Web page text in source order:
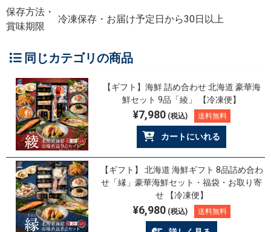
保存方法・
賞味期限
冷凍保存・お届け予定日から30日以上
同じカテゴリの商品
【ギフト】海鮮 詰め合わせ 北海道 豪華海
鮮セット 9品「綾」 【冷凍便】
¥7,980(税込) 送料無料
カートにいれる
【ギフト】 北海道 海鮮ギフト 8品詰め合わ
せ「縁」豪華海鮮セット・福袋・お取り寄
せ 【冷凍便】
¥6,980(税込) 送料無料